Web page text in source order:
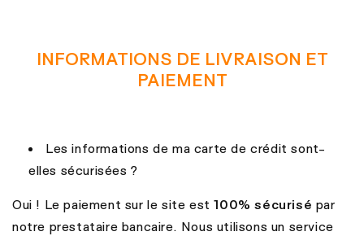
INFORMATIONS DE LIVRAISON ET
PAIEMENT
Les informations de ma carte de crédit sont-
elles sécurisées ?
Oui ! Le paiement sur le site est100% sécurisé par
notre prestataire bancaire. Nous utilisons un service